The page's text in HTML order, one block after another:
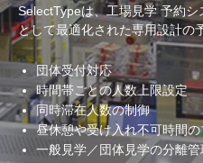
SelectTypeは、工場見学 予約
として最適化された専用設計の
団体受付対応
時間帯ごとの人数上限設定
同時滞在人数の制御
昼休憩や受け入れ不可時間の
一般見学／団体見学の分離管